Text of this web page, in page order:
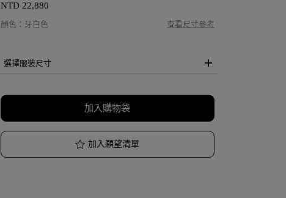
NTD 22,880
顏色 ： 牙白色 查看尺寸參考
選擇服裝尺寸
加入購物袋
加入願望清單